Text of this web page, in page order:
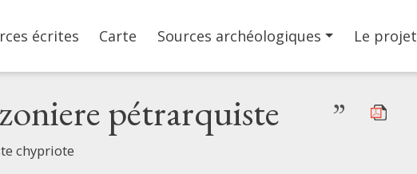
navigation
écrites Carte Sources archéologiques Le projet
pétrarquiste ”
chypriote